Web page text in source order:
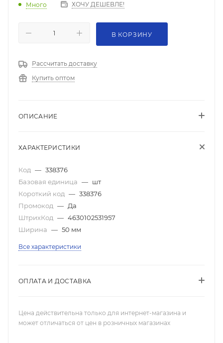
Много ХОЧУ ДЕШЕВЛЕ!
В КОРЗИНУ
Рассчитать доставку
Купить оптом
ОПИСАНИЕ
ХАРАКТЕРИСТИКИ
Код — 338376
Базовая единица — шт
Короткий код — 338376
Промокод — Да
ШтрихКод — 4630102531957
Ширина — 50 мм
Все характеристики
ОПЛАТА И ДОСТАВКА
Цена действительна только для интернет-магазина и
может отличаться от цен в розничных магазинах